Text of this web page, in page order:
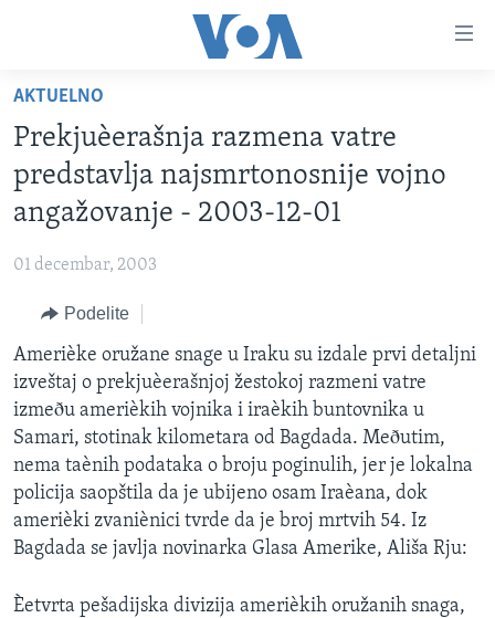
glavni
sadržaj
na
glavnu
Idi
pretragu
NASLOVNA
RUBRIKE
AMERIKA
GLOBALNE TEME
EKONOMIJA
NAUKA I TEHNOLOGIJA
MEDICINA
KULTURA
DRUŠTVO
SPORT
INTERVJU
TV PROGRAM
IZ AMERIKE
Learning English
PRATITE NAS
Jezici
AKTUELNO
Prekjuèerašnja razmena vatre
predstavlja najsmrtonosnije vojno
angažovanje - 2003-12-01
01 decembar, 2003
Podelite
Amerièke oružane snage u Iraku su izdale prvi detaljni
izveštaj o prekjuèerašnjoj žestokoj razmeni vatre
izmeðu amerièkih vojnika i iraèkih buntovnika u
Samari, stotinak kilometara od Bagdada. Meðutim,
nema taènih podataka o broju poginulih, jer je lokalna
policija saopštila da je ubijeno osam Iraèana, dok
amerièki zvaniènici tvrde da je broj mrtvih 54. Iz
Bagdada se javlja novinarka Glasa Amerike, Ališa Rju:
Èetvrta pešadijska divizija amerièkih oružanih snaga,